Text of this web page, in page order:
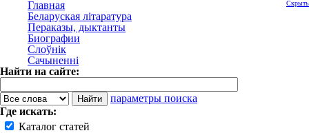
Главная
Беларуская літаратура
Пераказы, дыктанты
Биографии
Слоўнік
Сачыненні
Найти на сайте:
параметры поиска
Где искать:
Каталог статей
Скрыть